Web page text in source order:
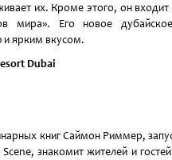
их. Кроме этого, он входит
мира». Его новое
и ярким вкусом.
Dubai
книг Саймон Риммер,
знакомит жителей и